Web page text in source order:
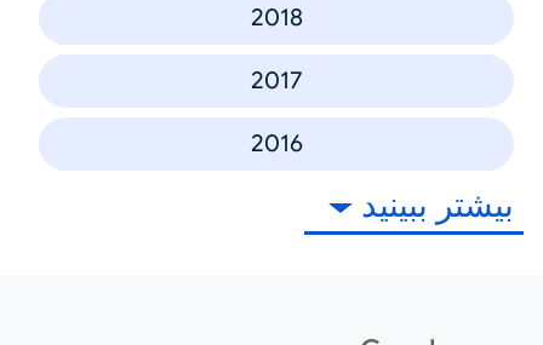
2018
2017
2016
بیشتر ببینید